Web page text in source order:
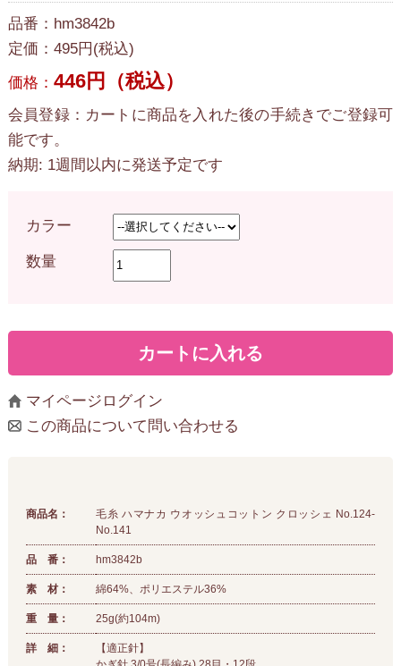
品番：hm3842b
定価：495円(税込)
価格： 446円（税込）
会員登録：カートに商品を入れた後の手続きでご登録可
能です。
納期: 1週間以内に発送予定です
カラー
数量
マイページログイン
この商品について問い合わせる
商品名：
毛糸 ハマナカ ウオッシュコットン クロッシェ No.124-
No.141
品 番： hm3842b
素 材： 綿64%、ポリエステル36%
重 量： 25g(約104m)
詳 細：
【適正針】